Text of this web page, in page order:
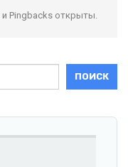
и Pingbacks открыты.
ПОИСК